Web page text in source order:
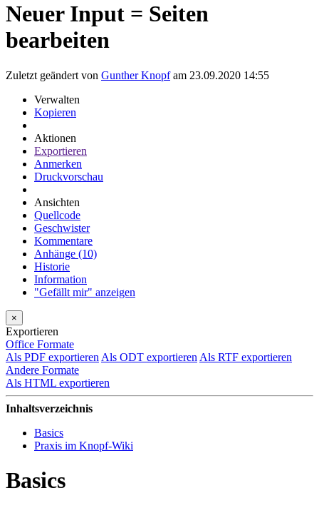
Neuer Input = Seiten
bearbeiten
Zuletzt geändert von Gunther Knopfam 23.09.2020 14:55
Verwalten
Kopieren
Aktionen
Exportieren
Anmerken
Druckvorschau
Ansichten
Quellcode
Geschwister
Kommentare
Anhänge (10)
Historie
Information
"Gefällt mir" anzeigen
×
Exportieren
Office Formate
Als PDF exportieren Als ODT exportieren Als RTF exportieren
Andere Formate
Als HTML exportieren
Inhaltsverzeichnis
Basics
Praxis im Knopf-Wiki
Basics